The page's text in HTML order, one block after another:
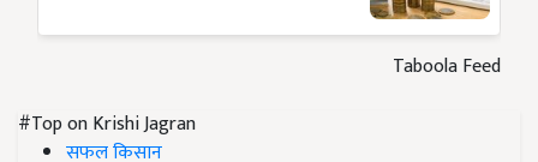
Taboola Feed
#Top on Krishi Jagran
सफल किसान